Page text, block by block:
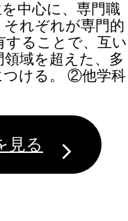
中心に、専門職
れぞれが専門的
することで、互い
域を超えた、多
つける。 ②他学科
見る